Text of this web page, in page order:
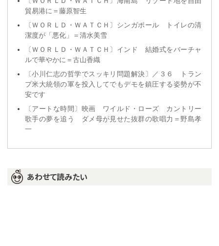
貿易港に＝藤原智生
〔ＷＯＲＬＤ・ＷＡＴＣＨ〕シンガポール トイレの清
潔度が「悪化」＝清水美雪
〔ＷＯＲＬＤ・ＷＡＴＣＨ〕インド 結婚式をバーチャ
ルで華やかに＝古山香織
〔小川仁志の哲学でスッキリ問題解決〕／３６ トラン
プ米大統領の軍を投入してでもデモを鎮圧する姿勢が不
安です
〔アートな時間〕映画 ワイルド・ローズ カントリー
歌手の夢を追う ダメ母が見せた抜群の歌唱力＝野島孝
一
あわせて読みたい